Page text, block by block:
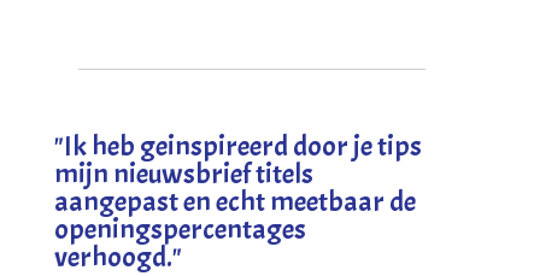
"Ik heb geinspireerd door je tips
mijn nieuwsbrief titels
aangepast en echt meetbaar de
openingspercentages
verhoogd."